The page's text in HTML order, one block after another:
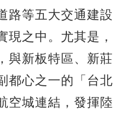
路等五大交通建設
現之中。尤其是，
與新板特區、新莊
都心之一的「台北
空城連結，發揮陸